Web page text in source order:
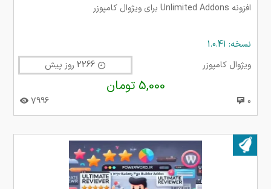
افزونه Unlimited Addons برای ویژوال کامپوزر
نسخه: 1.0.41
ویژوال کامپوزر
5,000 تومان
0
7996